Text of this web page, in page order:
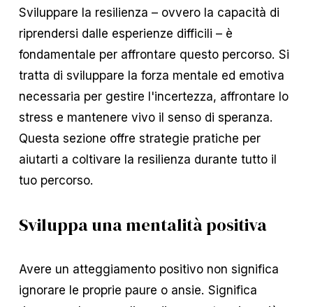
Sviluppare la resilienza – ovvero la capacità di
riprendersi dalle esperienze difficili – è
fondamentale per affrontare questo percorso. Si
tratta di sviluppare la forza mentale ed emotiva
necessaria per gestire l'incertezza, affrontare lo
stress e mantenere vivo il senso di speranza.
Questa sezione offre strategie pratiche per
aiutarti a coltivare la resilienza durante tutto il
tuo percorso.
Sviluppa una mentalità positiva
Avere un atteggiamento positivo non significa
ignorare le proprie paure o ansie. Significa